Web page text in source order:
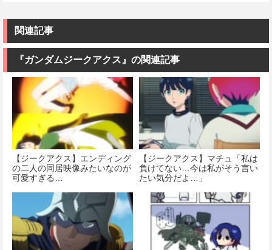
機動戦士ガン
ダム 水星の魔
アリアル 1/100
スケール 色分
デル
価格：¥4,180
イアポロン 組
ケール 全高約
175mm
価格：¥8,820
MSM-07 ズゴ
みプラモデル
関連記事
『ガンダムジークアクス』の関連記事
【ジークアクス】エンディング
の二人の同居映像みたいなのが
可愛すぎる…
【ジークアクス】マチュ「私は
負けてない…今は私がそう言い
たい気分だよ…」